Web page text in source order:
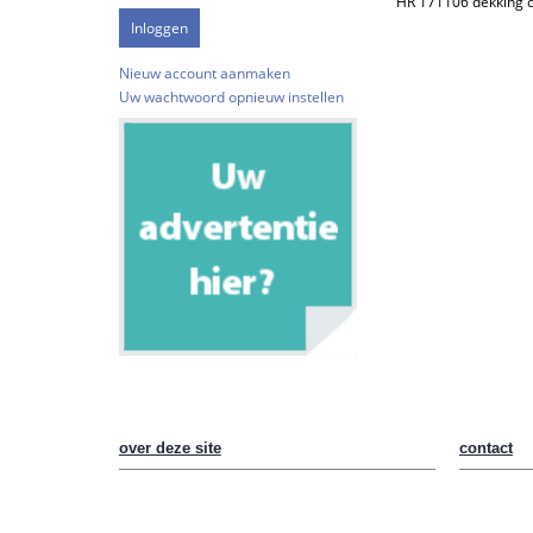
Nieuw account aanmaken
Uw wachtwoord opnieuw instellen
over deze site contact